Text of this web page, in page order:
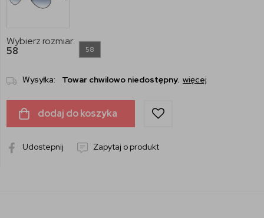
Wybierz rozmiar:
58
58
Wysyłka: Towar chwilowo niedostępny. więcej
dodaj do koszyka
Udostepnij Zapytaj o produkt